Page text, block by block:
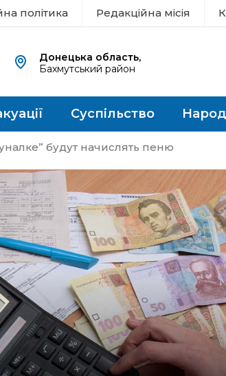
політика Редакційна місія
Донецька область,
Бахмутський район
Суспільство
будут начислять пеню